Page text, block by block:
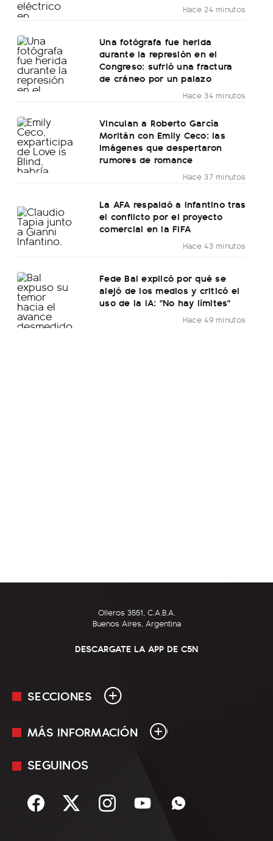
Hace 24 minutos
Una fotógrafa fue herida
durante la represión en el
Congreso: sufrió una fractura
de cráneo por un palazo
Hace 34 minutos
Vinculan a Roberto García
Moritán con Emily Ceco: las
imágenes que despertaron
rumores de romance
Hace 37 minutos
La AFA respaldó a Infantino tras
el conflicto por el proyecto
comercial en la FIFA
Hace 43 minutos
Fede Bal explicó por qué se
alejó de los medios y criticó el
uso de la IA: "No hay límites"
Hace 49 minutos
Olleros 3551, C.A.B.A.
Buenos Aires, Argentina
DESCARGATE LA APP DE C5N
SECCIONES
En Vivo
Sociedad
MÁS INFORMACIÓN
Mediakit
Términos y condiciones
SEGUINOS